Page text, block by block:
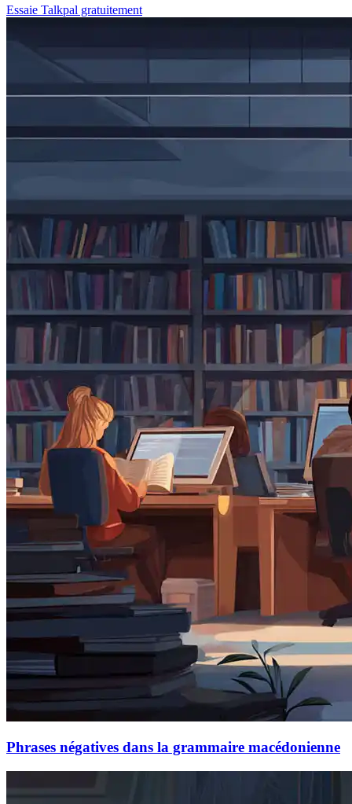
Essaie Talkpal gratuitement
Phrases négatives dans la grammaire macédonienne